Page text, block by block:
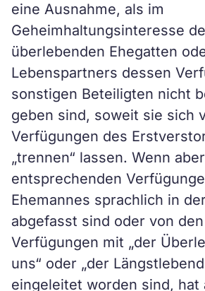
eine Ausnahme, als im
Geheimhaltungsinteresse
überlebenden Ehegatten
Lebenspartners dessen
sonstigen Beteiligten nicht
geben sind, soweit sie sich
Verfügungen des
„trennen“ lassen. Wenn
entsprechenden
Ehemannes sprachlich in
abgefasst sind oder von
Verfügungen mit „der
uns“ oder „der
eingeleitet worden sind, hat